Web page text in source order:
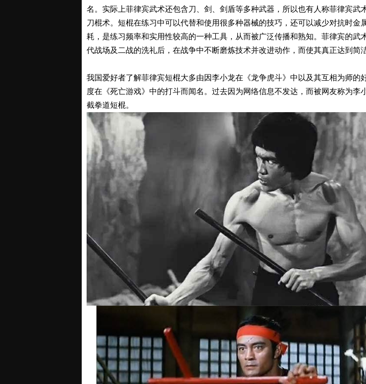
名。实际上菲律宾武术还包含刀、剑、剑盾等多种武器，所以也有人称菲律宾武
刀棍术。短棍在练习中可以代替和使用很多种器械的技巧，还可以减少对抗时金
耗，是练习频率和实用性较高的一种工具，从而被广泛传播和熟知。菲律宾的武
代战场及二战的洗礼后，在战争中不断磨炼技术并改进动作，而使其真正达到简
我国爱好者了解菲律宾短棍大多由因李小龙在《龙争虎斗》中以及其互相为师的
度在《死亡游戏》中的打斗而闻名。过去因为网络信息不发达，而被网友称为李
截拳道短棍。